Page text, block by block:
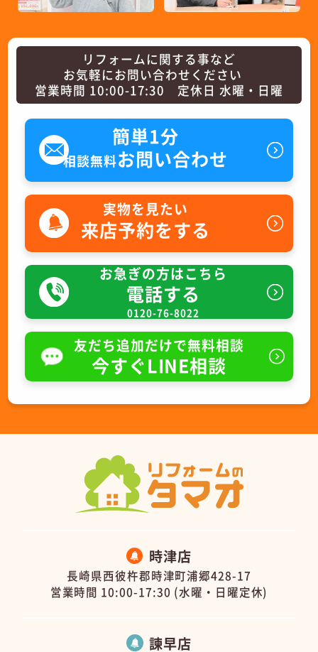
リフォームに関する事など
お気軽にお問い合わせください
営業時間 10:00-17:30 定休日 水曜・日曜
簡単1分
相談無料お問い合わせ
実物を見たい
来店予約をする
お急ぎの方はこちら
電話する
0120-76-8022
友だち追加だけで無料相談
今すぐLINE相談
時津店
長崎県西彼杵郡時津町浦郷428-17
営業時間 10:00-17:30 (水曜・日曜定休)
諫早店